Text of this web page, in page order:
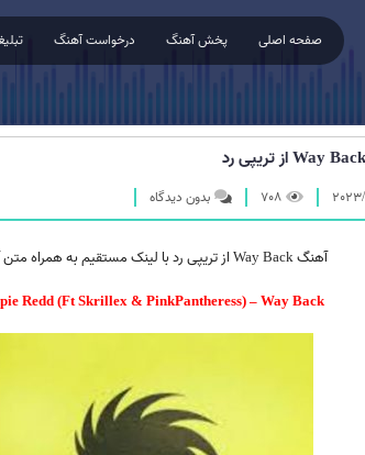
صفحه اصلی پخش آهنگ درخواست آهنگ
708 بدون دیدگاه
آهنگ Way Back از تریپی ردبا لینک مستقیم به همراه
Redd (Ft Skrillex & PinkPantheress) – Way Back